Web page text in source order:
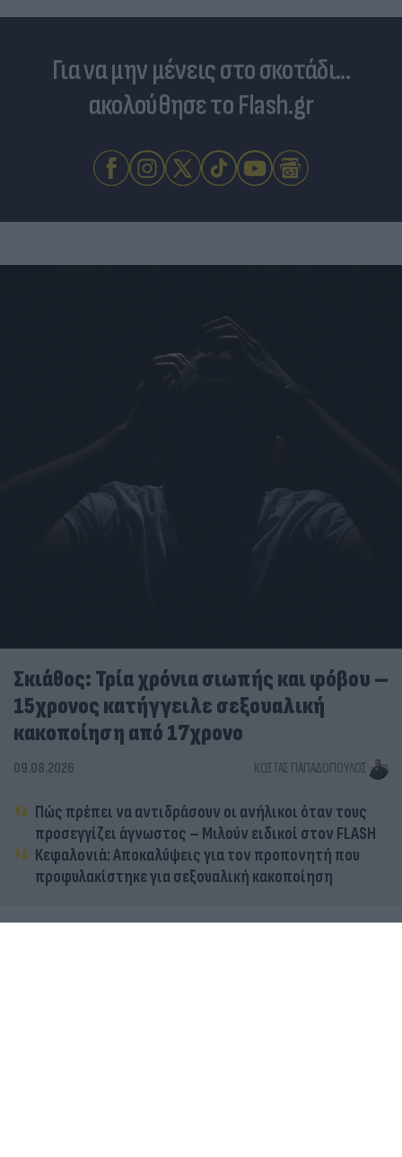
Για να μην μένεις στο σκοτάδι...
ακολούθησε το Flash.gr
Σκιάθος: Τρία χρόνια σιωπής και φόβου –
15χρονος κατήγγειλε σεξουαλική
κακοποίηση από 17χρονο
09.08.2026 ΚΏΣΤΑΣ ΠΑΠΑΔΌΠΟΥΛΟΣ
Πώς πρέπει να αντιδράσουν οι ανήλικοι όταν τους
προσεγγίζει άγνωστος – Μιλούν ειδικοί στον FLASH
Κεφαλονιά: Αποκαλύψεις για τον προπονητή που
προφυλακίστηκε για σεξουαλική κακοποίηση